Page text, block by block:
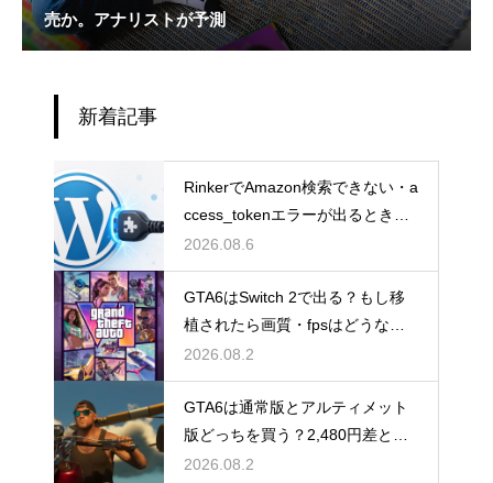
売か。アナリストが予測
新着記事
RinkerでAmazon検索できない・a
ccess_tokenエラーが出るときの
直し方【Creators API 3.3】
2026.08.6
GTA6はSwitch 2で出る？もし移
植されたら画質・fpsはどうなる
のか
2026.08.2
GTA6は通常版とアルティメット
版どっちを買う？2,480円差と予
約特典の違い
2026.08.2